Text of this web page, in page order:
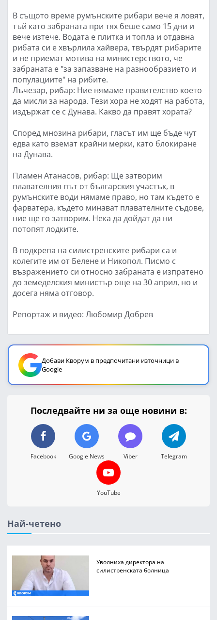
В същото време румънските рибари вече я ловят,
тъй като забраната при тях беше само 15 дни и
вече изтече. Водата е плитка и топла и отдавна
рибата си е хвърлила хайвера, твърдят рибарите
и не приемат мотива на министерството, че
забраната е "за запазване на разнообразието и
популациите" на рибите.
Лъчезар, рибар: Ние нямаме правителство което
да мисли за народа. Тези хора не ходят на работа,
издържат се с Дунава. Какво да правят хората?
Според мнозина рибари, гласът им ще бъде чут
едва като вземат крайни мерки, като блокиране
на Дунава.
Пламен Атанасов, рибар: Ще затворим
плавателния път от българския участък, в
румънските води нямаме право, но там където е
фарватера, където минават плавателните съдове,
ние ще го затворим. Нека да дойдат да ни
потопят лодките.
В подкрепа на силистренските рибари са и
колегите им от Белене и Никопол. Писмо с
възражението си относно забраната е изпратено
до земеделския министър още на 30 април, но и
досега няма отговор.
Репортаж и видео: Любомир Добрев
Добави Кворум в предпочитани източници в
Google
Последвайте ни за още новини в:
Facebook Google News Viber Telegram
YouTube
Най-четено
Уволниха директора на
силистренската болница